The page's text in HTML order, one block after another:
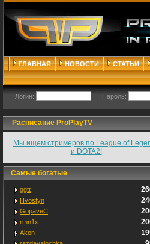
ГЛАВНАЯ НОВОСТИ СТАТЬИ
Логин: Пароль:
Расписание ProPlayTV
Мы ищем стримеров по League of
и DOTA2!
Самые богатые
ggtt
Hvostyn
GopaveC
rmn1x
Akon